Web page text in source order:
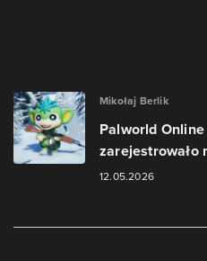
Mikołaj Berlik
Palworld
zarejestrowało
12.05.2026